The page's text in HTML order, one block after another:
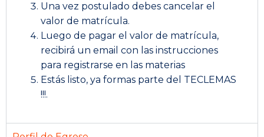
Una vez postulado debes cancelar el
valor de matrícula.
Luego de pagar el valor de matrícula,
recibirá un email con las instrucciones
para registrarse en las materias
Estás listo, ya formas parte del TECLEMAS
!!!.